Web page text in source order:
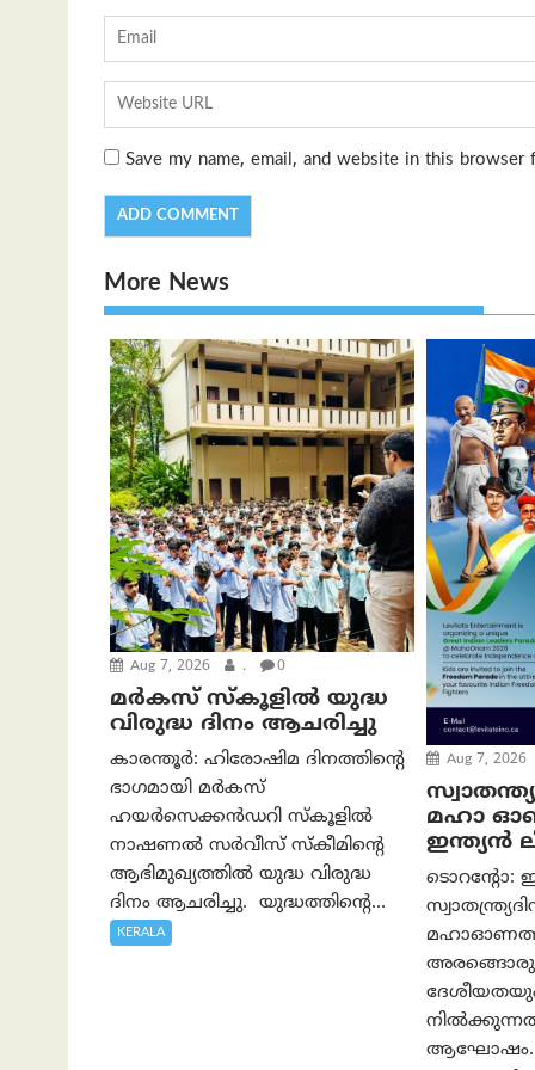
Save my name, email, and website in this
More News
Aug 7, 2026 . 0
മർകസ് സ്കൂളിൽ യുദ്ധ
വിരുദ്ധ ദിനം ആചരിച്ചു
കാരന്തൂർ: ഹിരോഷിമ ദിനത്തിന്റെ
ഭാഗമായി മർകസ്
ഹയർസെക്കൻഡറി സ്കൂളിൽ
നാഷണൽ സർവീസ് സ്കീമിന്റെ
ആഭിമുഖ്യത്തിൽ യുദ്ധ വിരുദ്ധ
ദിനം ആചരിച്ചു. യുദ്ധത്തിന്റെ...
KERALA
Aug 7, 2026
മഹാ
ഇന്ത്യൻ
ടൊറന്റോ:
ആഘോഷം.